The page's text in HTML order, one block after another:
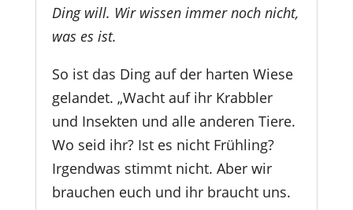
Ding will. Wir wissen immer noch nicht,
was es ist.
So ist das Ding auf der harten Wiese
gelandet. „Wacht auf ihr Krabbler
und Insekten und alle anderen Tiere.
Wo seid ihr? Ist es nicht Frühling?
Irgendwas stimmt nicht. Aber wir
brauchen euch und ihr braucht uns.